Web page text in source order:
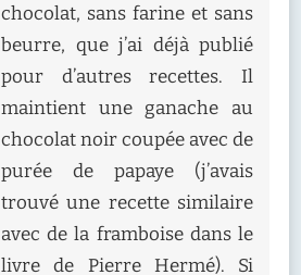
chocolat, sans farine et sans
beurre, que j’ai déjà publié
pour d’autres recettes. Il
maintient une ganache au
chocolat noir coupée avec de
purée de papaye (j’avais
trouvé une recette similaire
avec de la framboise dans le
livre de Pierre Hermé). Si